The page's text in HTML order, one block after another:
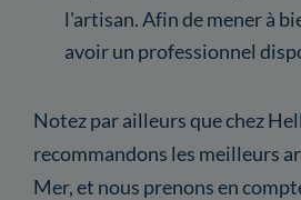
l'artisan. Afin de mener à
avoir un professionnel
Notez par ailleurs que chez
recommandons les meilleurs
Mer, et nous prenons en